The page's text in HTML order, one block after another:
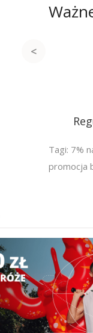
Tagi: 7%
promocja